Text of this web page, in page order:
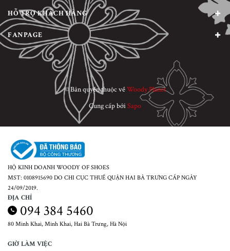
HỖ TRỢ KHÁCH HÀNG
FANPAGE
© Bản quyền thuộc vềWoody Planet
Cung cấp bởiSapo
HỘ KINH DOANH WOODY OF SHOES
MST: 0108915690 DO CHI CỤC THUẾ QUẬN HAI BÀ TRƯNG CẤP NGÀY
24/09/2019.
ĐỊA CHỈ
094 384 5460
80 Minh Khai, Minh Khai, Hai Bà Trưng, Hà Nội
GIỜ LÀM VIỆC